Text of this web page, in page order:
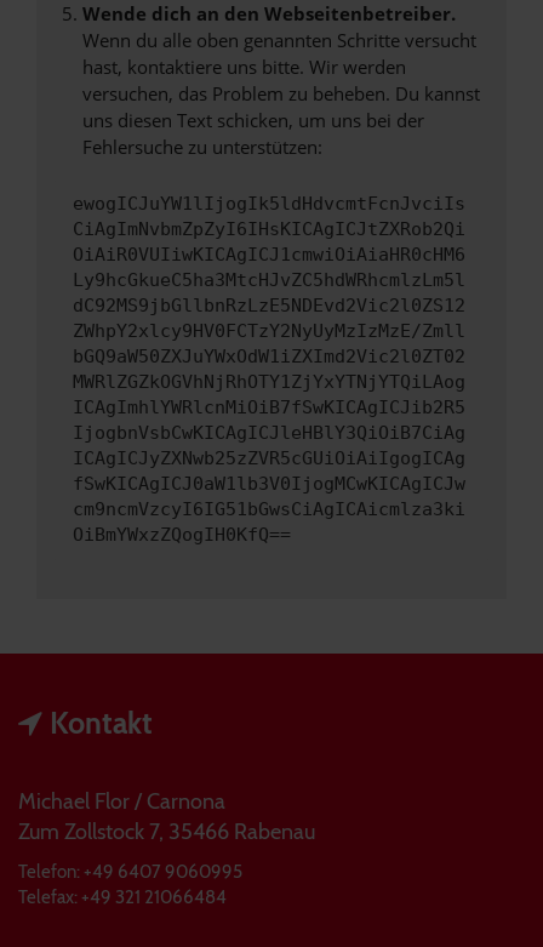
Wende dich an den Webseitenbetreiber.
Wenn du alle oben genannten Schritte versucht
hast, kontaktiere uns bitte. Wir werden
versuchen, das Problem zu beheben. Du kannst
uns diesen Text schicken, um uns bei der
Fehlersuche zu unterstützen:
ewogICJuYW1lIjogIk5ldHdvcmtFcnJvciIs
CiAgImNvbmZpZyI6IHsKICAgICJtZXRob2Qi
OiAiR0VUIiwKICAgICJ1cmwiOiAiaHR0cHM6
Ly9hcGkueC5ha3MtcHJvZC5hdWRhcmlzLm5l
dC92MS9jbGllbnRzLzE5NDEvd2Vic2l0ZS12
ZWhpY2xlcy9HV0FCTzY2NyUyMzIzMzE/Zmll
bGQ9aW50ZXJuYWxOdW1iZXImd2Vic2l0ZT02
MWRlZGZkOGVhNjRhOTY1ZjYxYTNjYTQiLAog
ICAgImhlYWRlcnMiOiB7fSwKICAgICJib2R5
IjogbnVsbCwKICAgICJleHBlY3QiOiB7CiAg
ICAgICJyZXNwb25zZVR5cGUiOiAiIgogICAg
fSwKICAgICJ0aW1lb3V0IjogMCwKICAgICJw
cm9ncmVzcyI6IG51bGwsCiAgICAicmlza3ki
OiBmYWxzZQogIH0KfQ==
Kontakt
Michael Flor / Carnona
Zum Zollstock 7, 35466 Rabenau
Telefon: +49 6407 9060995
Telefax: +49 321 21066484